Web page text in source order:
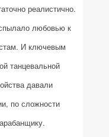
реалистично.
любовью к
И ключевым
танцевальной
давали
по сложности